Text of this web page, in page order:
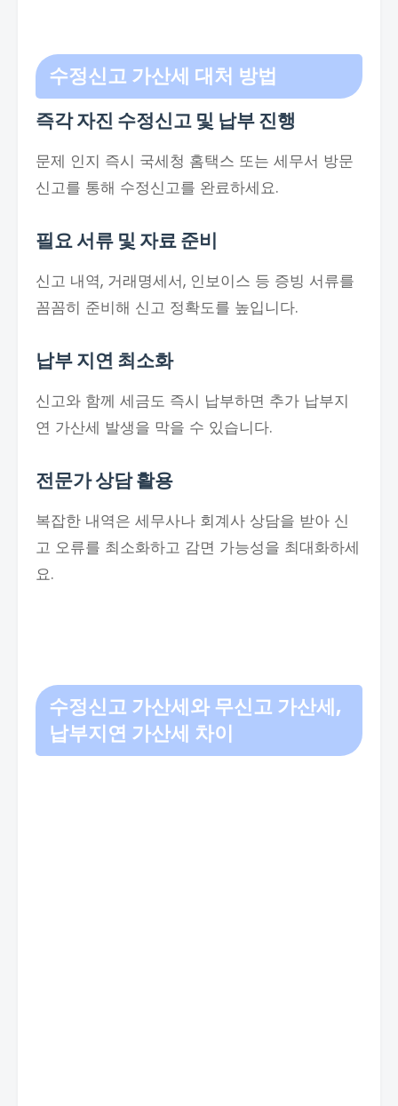
수정신고 가산세 대처 방법
즉각 자진 수정신고 및 납부 진행
문제 인지 즉시 국세청 홈택스 또는 세무서 방문
신고를 통해 수정신고를 완료하세요.
필요 서류 및 자료 준비
신고 내역, 거래명세서, 인보이스 등 증빙 서류를
꼼꼼히 준비해 신고 정확도를 높입니다.
납부 지연 최소화
신고와 함께 세금도 즉시 납부하면 추가 납부지
연 가산세 발생을 막을 수 있습니다.
전문가 상담 활용
복잡한 내역은 세무사나 회계사 상담을 받아 신
고 오류를 최소화하고 감면 가능성을 최대화하세
요.
수정신고 가산세와 무신고 가산세,
납부지연 가산세 차이